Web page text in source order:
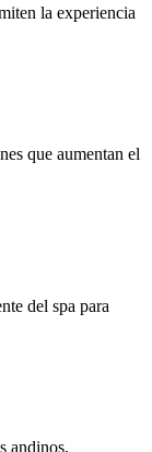
la experiencia
que aumentan el
del spa para
andinos,